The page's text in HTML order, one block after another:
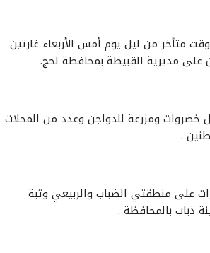
متأخر من ليل يوم أمس الأربعاء غارتين
على مديرية القبيطة بمحافظة لحج.
ومزرعة للدواجن وعدد من المحلات
.
على منطقتي الضباب والربيعي وتبة
ذباب بالمحافظة .